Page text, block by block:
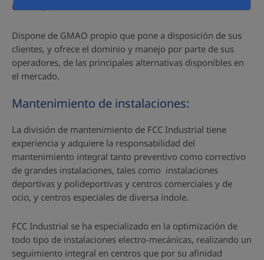
Centers, Servicios vitales.
Dispone de GMAO propio que pone a disposición de sus
clientes, y ofrece el dominio y manejo por parte de sus
operadores, de las principales alternativas disponibles en
el mercado.
Mantenimiento de instalaciones:
La división de mantenimiento de FCC Industrial tiene
experiencia y adquiere la responsabilidad del
mantenimiento integral tanto preventivo como correctivo
de grandes instalaciones, tales como instalaciones
deportivas y polideportivas y centros comerciales y de
ocio, y centros especiales de diversa índole.
FCC Industrial se ha especializado en la optimización de
todo tipo de instalaciones electro-mecánicas, realizando un
seguimiento integral en centros que por su afinidad